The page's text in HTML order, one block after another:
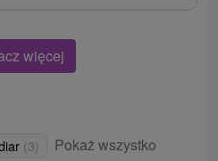
więcej
(3) Pokaż wszystko